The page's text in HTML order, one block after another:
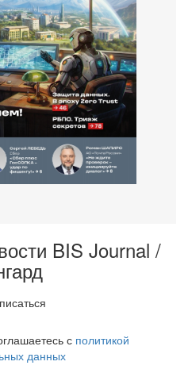
BIS Journal /
с политикой
данных